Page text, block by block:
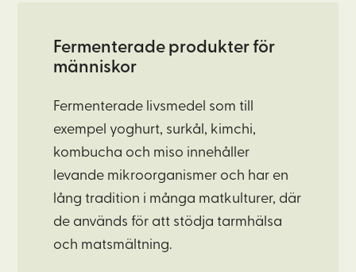
Fermenterade produkter för
människor
Fermenterade livsmedel som till
exempel yoghurt, surkål, kimchi,
kombucha och miso innehåller
levande mikroorganismer och har en
lång tradition i många matkulturer, där
de används för att stödja tarmhälsa
och matsmältning.